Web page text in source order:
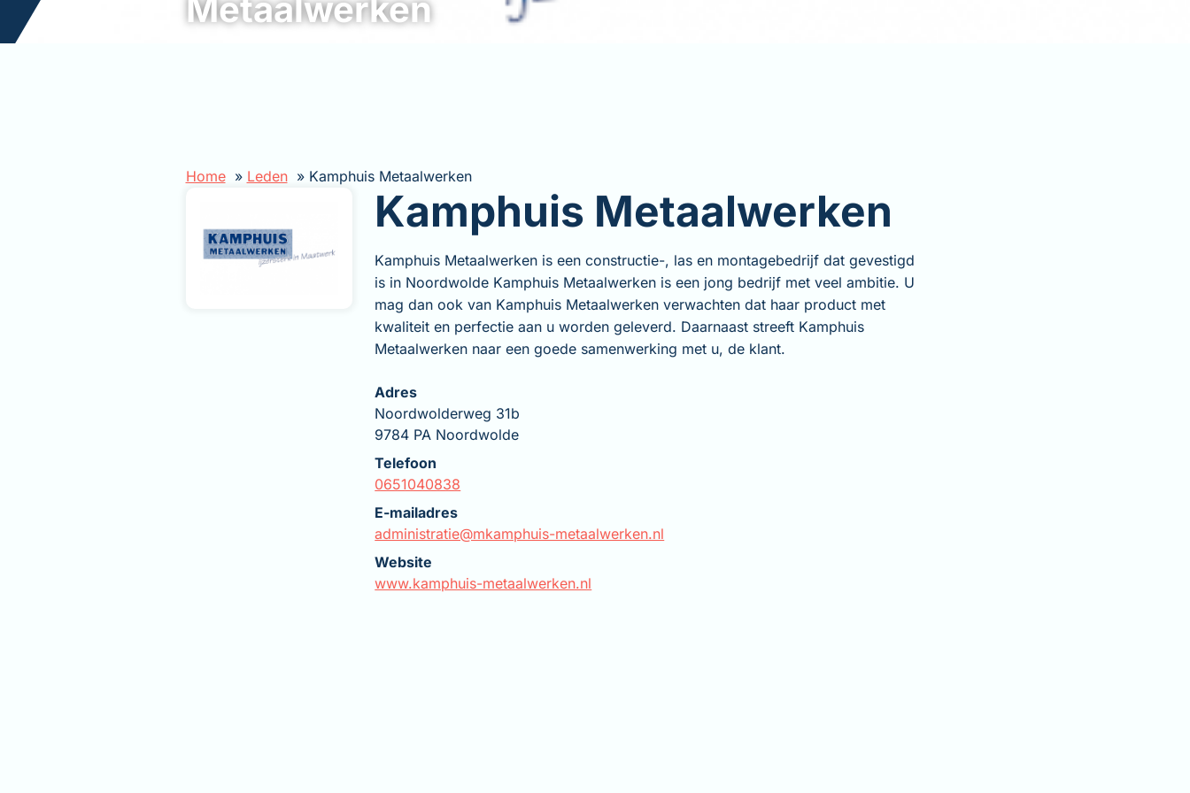
Metaalwerken
Home Leden Kamphuis Metaalwerken
Kamphuis Metaalwerken
Kamphuis Metaalwerken is een constructie-, las en montagebedrijf dat gevestigd
is in Noordwolde Kamphuis Metaalwerken is een jong bedrijf met veel ambitie. U
mag dan ook van Kamphuis Metaalwerken verwachten dat haar product met
kwaliteit en perfectie aan u worden geleverd. Daarnaast streeft Kamphuis
Metaalwerken naar een goede samenwerking met u, de klant.
Adres
Noordwolderweg 31b
9784 PA Noordwolde
Telefoon
0651040838
E-mailadres
administratie@mkamphuis-metaalwerken.nl
Website
www.kamphuis-metaalwerken.nl